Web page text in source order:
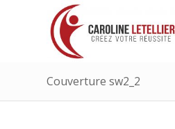
Couverture sw2_2